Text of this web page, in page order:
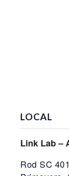
LOCAL
Link Lab –
Rod SC